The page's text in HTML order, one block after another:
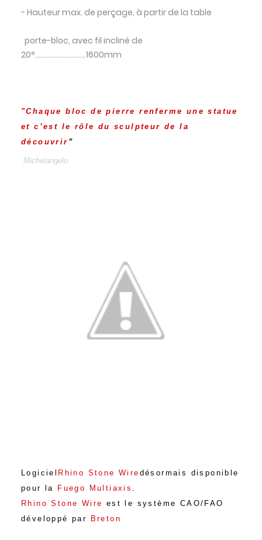
- Hauteur max. de perçage, à partir de la table
porte-bloc, avec fil incliné de
20°.............................1600mm
"Chaque bloc de pierre renferme une statue
et c’est le rôle du sculpteur de la
découvrir ”
Michelangelo
Logiciel Rhino Stone Wire désormais disponible
pour la
Fuego Multiaxis
Rhino Stone Wire est le système CAO/FAO
développé par
Breton